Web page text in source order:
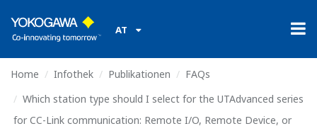
AT
Home Infothek Publikationen
FAQs
Which station type should I select for the UTAdvanced series
for CC-Link communication: Remote I/O, Remote Device, or